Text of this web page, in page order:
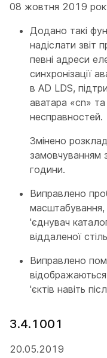
08 жовтня 2019
Додано такі
надіслати звіт
певні адреси
синхронізації
в AD LDS,
аватара «cn»
несправностей.
Змінено
замовчуванням
години.
Виправлено
масштабування,
'єднувач
віддаленої
Виправлено
'єктів навіть
3.4.1001
20.05.2019